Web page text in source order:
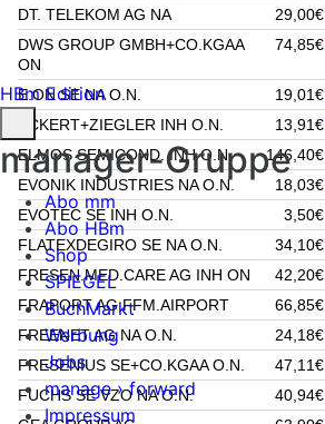
DT. TELEKOM AG NA
29,00€
DWS GROUP GMBH+CO.KGAA
ON
74,85€
E.ON SE NA O.N. 19,01€
ECKERT+ZIEGLER INH O.N.
13,91€
ELMOS SEMICOND. INH O.N.
146,40€
EVONIK INDUSTRIES NA O.N.
18,03€
EVOTEC SE INH O.N.
3,50€
FLATEXDEGIRO SE NA O.N.
34,10€
FRESEN.MED.CARE AG INH ON
42,20€
FRAPORT AG FFM.AIRPORT
66,85€
FREENET AG NA O.N.
24,18€
FRESENIUS SE+CO.KGAA O.N.
47,11€
FUCHS SE VZO NA O.N.
40,94€
HBm Edition
manager-Gruppe
Abo mm
Abo HBm
Shop
SPIEGEL
BuchMarkt
Werbung
Jobs
manage › forward
Impressum